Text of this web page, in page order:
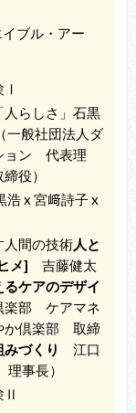
ブル・アー
Ⅰ
らしさ」石黒
一般社団法人ダ
ョン 代表理
役）
浩 x 宮﨑詩子 x
間の技術人と
メ] 吉藤健太
ケアのデザイ
楽部 ケアマネ
か倶楽部 取締
づくり
江口
事長）
Ⅱ